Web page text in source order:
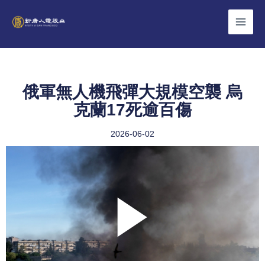
俄軍無人機飛彈大規模空襲 烏
克蘭17死逾百傷
2026-06-02